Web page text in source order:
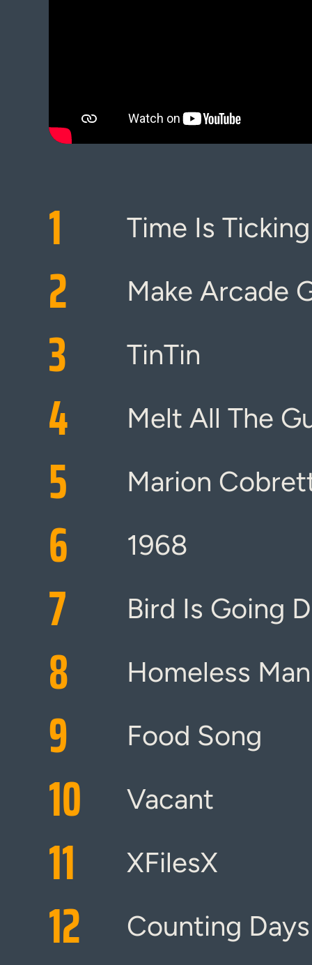
1 Time Is
2 Make Arcade
3 TinTin
4 Melt All The
5 Marion
6 1968
7 Bird Is Going
8 Homeless Man
9 Food Song
10 Vacant
11 XFilesX
12 Counting Days